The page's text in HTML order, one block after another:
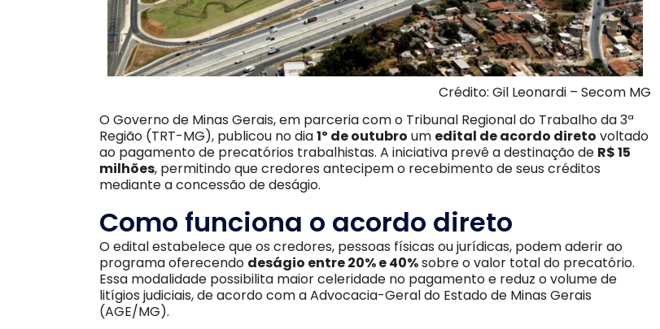
Crédito: Gil Leonardi – Secom MG
O Governo de Minas Gerais, em parceria com o Tribunal Regional do Trabalho da 3ª
Região (TRT-MG), publicou no dia1º de outubro um edital de acordo direto voltado
ao pagamento de precatórios trabalhistas. A iniciativa prevê a destinação de R$ 15
milhões, permitindo que credores antecipem o recebimento de seus créditos
mediante a concessão de deságio.
Como funciona o acordo direto
O edital estabelece que os credores, pessoas físicas ou jurídicas, podem aderir ao
programa oferecendo deságio entre 20% e 40%sobre o valor total do precatório.
Essa modalidade possibilita maior celeridade no pagamento e reduz o volume de
litígios judiciais, de acordo com a Advocacia-Geral do Estado de Minas Gerais
(AGE/MG).